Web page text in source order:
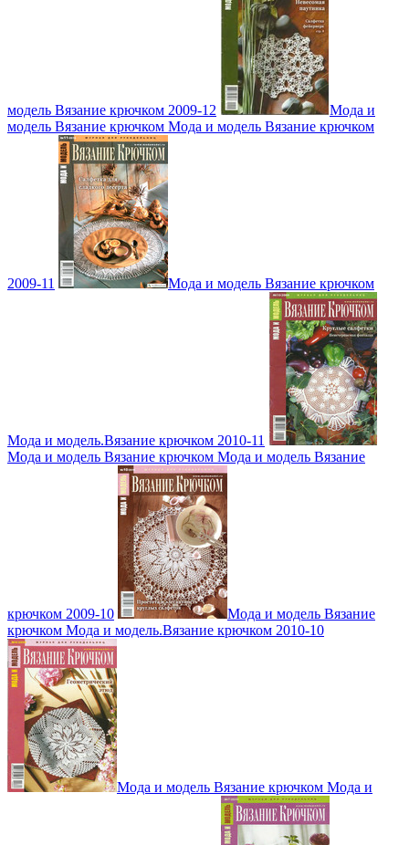
модель Вязание крючком 2009-12
Мода и
модель Вязание крючком Мода и модель Вязание крючком
2009-11 Мода и модель Вязание крючком
Мода и модель.Вязание крючком 2010-11
Мода и модель Вязание крючком Мода и модель Вязание
крючком 2009-10
Мода и модель Вязание
крючком Мода и модель.Вязание крючком 2010-10
Мода и модель Вязание крючком Мода и